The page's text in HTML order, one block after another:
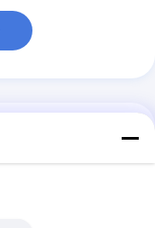
সারফেস টিস্যু
উচ্চ প্রসার্য